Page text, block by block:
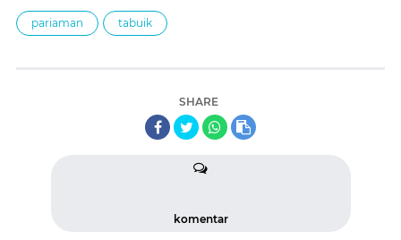
pariaman tabuik
SHARE
komentar